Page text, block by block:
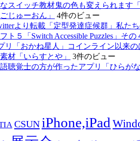
スイッチ教材鬼の色も変えられます
じゅーおん」
4件のビュー
より転載「定型発達症候群」私た
ト５「Switch Accessible Puzzles」その
リ「おかね星人」コインライン以来
材「いらすとや」
3件のビュー
聴覚士の方が作ったアプリ「ひらが
CSUN iPhone,iPad